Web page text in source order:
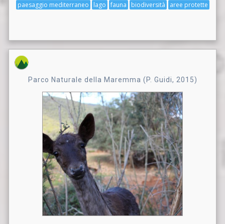
aree protette
biodiversità
fauna
lago
paesaggio mediterraneo
Parco Naturale della Maremma (P. Guidi, 2015)